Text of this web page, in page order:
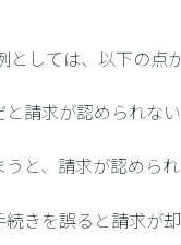
しては、以下の点
と請求が認められな
と、請求が認めら
続きを誤ると請求が